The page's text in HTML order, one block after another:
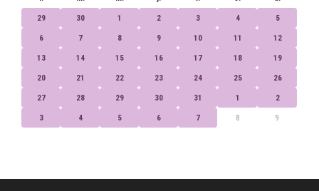
29 30 1 2 3 4 5
6 7 8 9 10 11 12
13 14 15 16 17 18 19
20 21 22 23 24 25 26
27 28 29 30 31 1 2
3 4 5 6 7 8 9